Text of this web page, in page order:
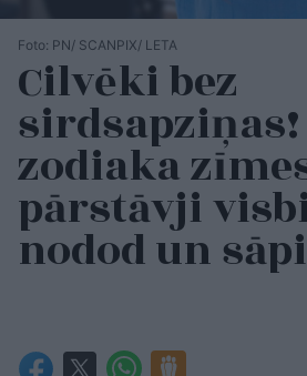
Foto: PN/ SCANPIX/ LETA
Cilvēki bez
sirdsapziņas!
zodiaka
pārstāvji
nodod un